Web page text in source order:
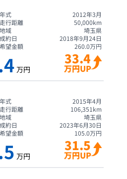
年式
2012年3月
走行距離
50,000km
地域
埼玉県
成約日
2018年9月24日
希望金額
260.0万円
万円
33.4
万円UP
年式
2015年4月
走行距離
106,351 km
地域
埼玉県
成約日
2023年6月30日
希望金額
105.0万円
万円
31.5
万円UP